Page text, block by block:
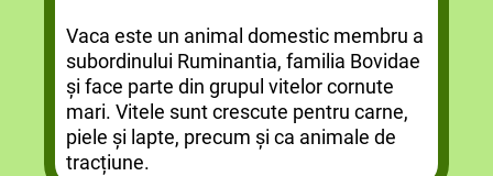
Vaca este un animal domestic membru a
subordinului Ruminantia, familia Bovidae
și face parte din grupul vitelor cornute
mari. Vitele sunt crescute pentru carne,
piele și lapte, precum și ca animale de
tracțiune.